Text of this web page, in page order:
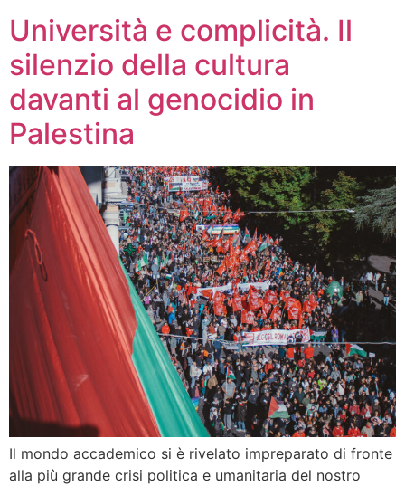
Università e complicità. Il
silenzio della cultura
davanti al genocidio in
Palestina
Il mondo accademico si è rivelato impreparato di fronte
alla più grande crisi politica e umanitaria del nostro